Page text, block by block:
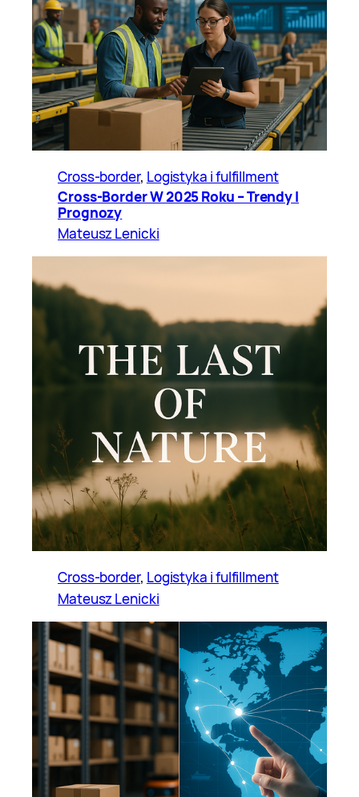
Cross-border, Logistyka i fulfillment
Cross-Border W 2025 Roku – Trendy I
Prognozy
Mateusz Lenicki
Cross-border, Logistyka i fulfillment
Mateusz Lenicki